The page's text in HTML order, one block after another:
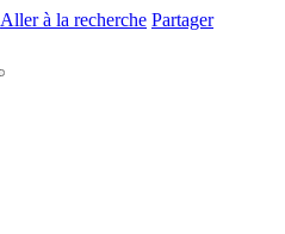
Aller à la recherche Partager